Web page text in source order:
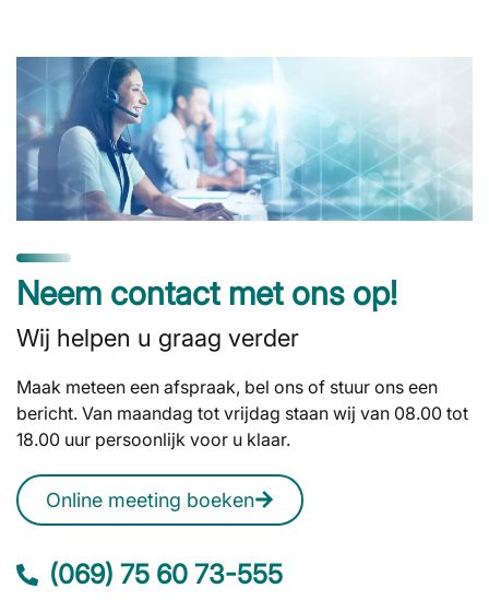
Neem contact met ons op!
Wij helpen u graag verder
Maak meteen een afspraak, bel ons of stuur ons een
bericht. Van maandag tot vrijdag staan wij van 08.00 tot
18.00 uur persoonlijk voor u klaar.
Online meeting boeken
(069) 75 60 73-555